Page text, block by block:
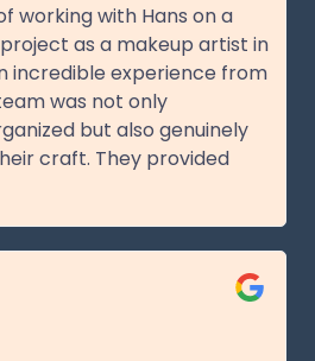
working with Hans on a
as a makeup artist in
incredible experience from
was not only
but also genuinely
craft. They provided